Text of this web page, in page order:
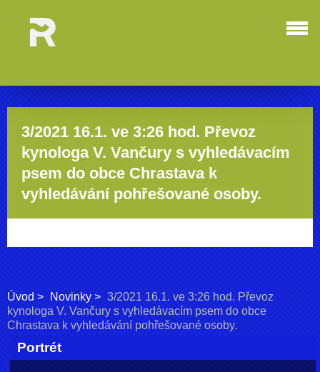
3/2021 16.1. ve 3:26 hod. Převoz
kynologa V. Vančury s vyhledávacím
psem do obce Chrastava k
vyhledávání pohřešované osoby.
Úvod Novinky
3/2021 16.1. ve 3:26 hod. Převoz
kynologa V. Vančury s vyhledávacím psem do obce
Chrastava k vyhledávání pohřešované osoby.
Portrét